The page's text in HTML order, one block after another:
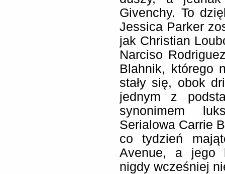
Givenchy. To
Jessica Parker
jak Christian
Narciso
Blahnik, którego
stały się, obok
jednym z
synonimem
Serialowa Carrie
co tydzień
Avenue, a jego
nigdy wcześniej